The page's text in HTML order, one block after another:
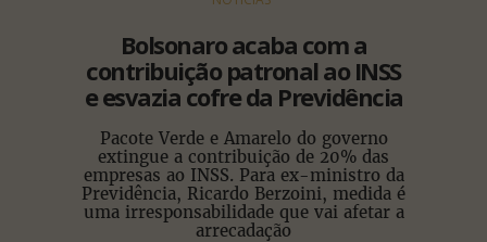
Bolsonaro acaba com a
contribuição patronal ao INSS
e esvazia cofre da Previdência
Pacote Verde e Amarelo do governo
extingue a contribuição de 20% das
empresas ao INSS. Para ex-ministro da
Previdência, Ricardo Berzoini, medida é
uma irresponsabilidade que vai afetar a
arrecadação